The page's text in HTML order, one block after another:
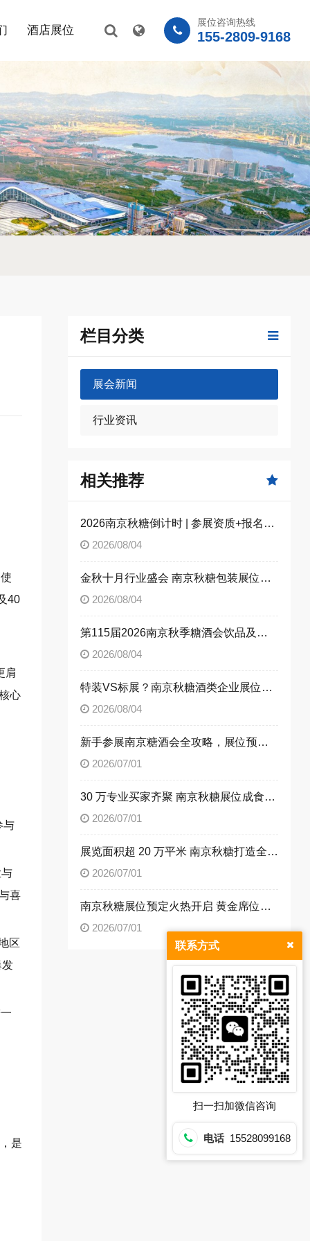
展位咨询热线
155-2809-9168
酒店展位
40
肩
心
与
喜
区
发
是
栏目分类
展会新闻
行业资讯
相关推荐
2026南京秋糖倒计时 | 参展资质+报名流程全攻略，别因手续不全错失良机（附材料清单）
2026/08/04
金秋十月行业盛会 南京秋糖包装展位限时合规抢订
2026/08/04
第115届2026南京秋季糖酒会饮品及乳制品展区展位申请技巧
2026/08/04
特装VS标展？南京秋糖酒类企业展位选择指南
2026/08/04
新手参展南京糖酒会全攻略，展位预定流程一次性讲清楚
2026/07/01
30 万专业买家齐聚 南京秋糖展位成食饮企业招商首选阵地
2026/07/01
展览面积超 20 万平米 南京秋糖打造全品类食饮商贸平台
2026/07/01
南京秋糖展位预定火热开启 黄金席位抢占行业发展先机
2026/07/01
联系方式
扫一扫加微信咨询
电话 15528099168